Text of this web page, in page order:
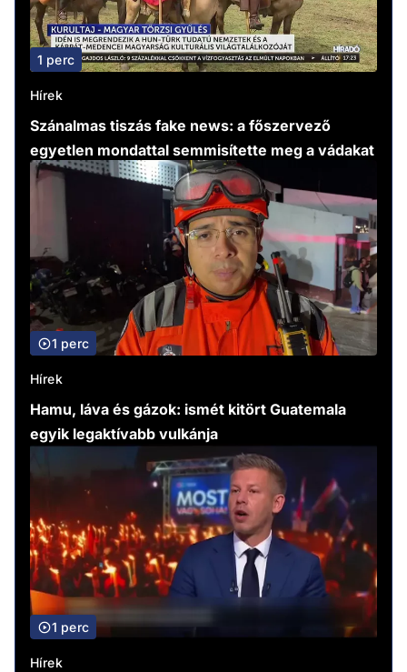
1 perc
Hírek
Szánalmas tiszás fake news: a főszervező
egyetlen mondattal semmisítette meg a vádakat
1 perc
Hírek
Hamu, láva és gázok: ismét kitört Guatemala
egyik legaktívabb vulkánja
1 perc
Hírek